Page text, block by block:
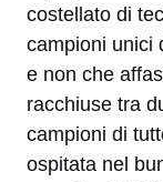
costellato di
campioni unici
e non che
racchiuse tra
campioni di
ospitata nel